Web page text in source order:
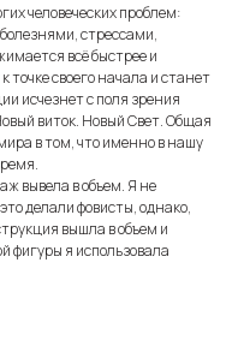
человеческих проблем:
стрессами,
всё быстрее и
точке своего начала и станет
исчезнет с поля зрения
виток. Новый Свет. Общая
в том, что именно в нашу
вывела в объем. Я не
делали фовисты, однако,
вышла в объем и
фигуры я использовала